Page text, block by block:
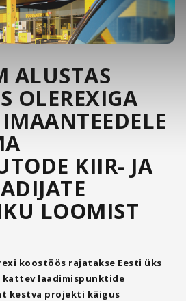
ALUSTAS
OLEREXIGA
KIIR- JA
LOOMIST
koostöös rajatakse Eesti üks
kattev laadimispunktide
kestva projekti käigus